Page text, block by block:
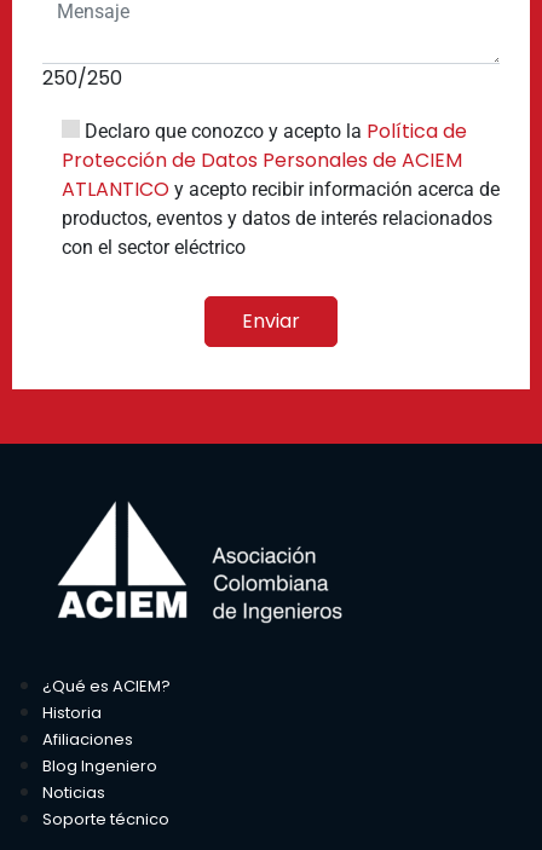
250/250
Declaro que conozco y acepto la Política de
Protección de Datos Personales de ACIEM
ATLANTICO y acepto recibir información acerca de
productos, eventos y datos de interés relacionados
con el sector eléctrico
¿Qué es ACIEM?
Historia
Afiliaciones
Blog Ingeniero
Noticias
Soporte técnico